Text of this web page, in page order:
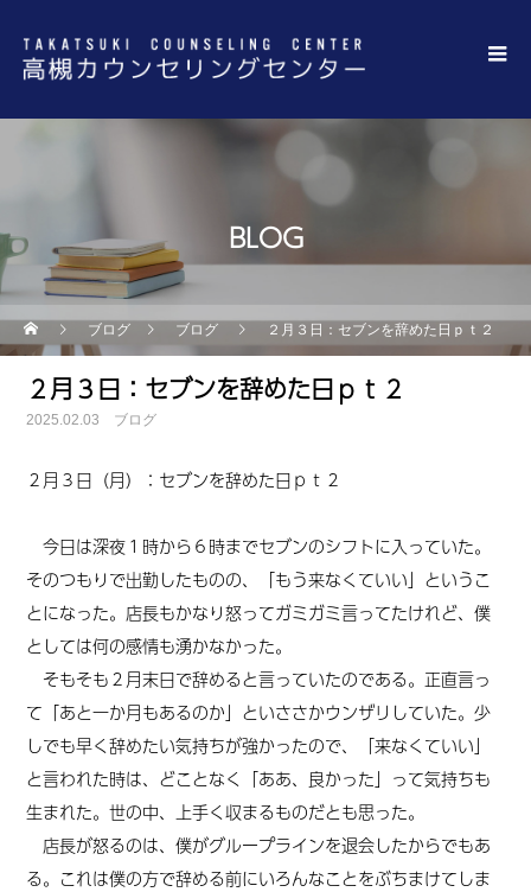
BLOG
ブログ ブログ ２月３日：セブンを辞めた日ｐｔ２
２月３日：セブンを辞めた日ｐｔ２
2025.02.03 ブログ
２月３日（月）：セブンを辞めた日ｐｔ２
今日は深夜１時から６時までセブンのシフトに入っていた。
そのつもりで出勤したものの、「もう来なくていい」というこ
とになった。店長もかなり怒ってガミガミ言ってたけれど、僕
としては何の感情も湧かなかった。
そもそも２月末日で辞めると言っていたのである。正直言っ
て「あと一か月もあるのか」といささかウンザリしていた。少
しでも早く辞めたい気持ちが強かったので、「来なくていい」
と言われた時は、どことなく「ああ、良かった」って気持ちも
生まれた。世の中、上手く収まるものだとも思った。
店長が怒るのは、僕がグループラインを退会したからでもあ
る。これは僕の方で辞める前にいろんなことをぶちまけてしま